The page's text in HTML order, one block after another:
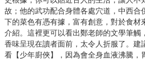
故；他的武功配合身體各處穴道，中西合
下的菜色有憑有據，富有創意，對於食材
介紹。這裡更可以看出鄭老師的文學筆觸
香味呈現在讀者面前，太令人折服了。建
看【少年廚俠】，因為會全身血液沸騰，